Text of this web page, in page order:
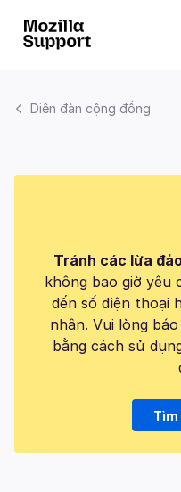
Diễn đàn cộng đồng
Tránh các lừa
không bao giờ yêu
đến số điện thoại
nhân. Vui lòng
bằng cách sử
Tìm